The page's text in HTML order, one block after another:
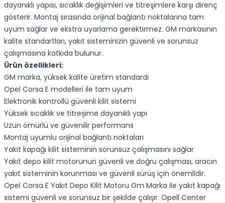
dayanıklı yapısı, sıcaklık değişimleri ve titreşimlere karşı direnç
gösterir. Montaj sırasında orijinal bağlantı noktalarına tam
uyum sağlar ve ekstra uyarlama gerektirmez. GM markasının
kalite standartları, yakıt sisteminizin güvenli ve sorunsuz
çalışmasına katkıda bulunur.
Ürün özellikleri:
GM marka, yüksek kalite üretim standardı
Opel Corsa E modelleri ile tam uyum
Elektronik kontrollü güvenli kilit sistemi
Yüksek sıcaklık ve titreşime dayanıklı yapı
Uzun ömürlü ve güvenilir performans
Montaj uyumlu orijinal bağlantı noktaları
Yakıt kapağı kilit sisteminin sorunsuz çalışmasını sağlar
Yakıt depo kilit motorunun güvenli ve doğru çalışması, aracın
yakıt sisteminin korunması ve güvenli sürüş için önemlidir.
Opel Corsa E Yakıt Depo Kilit Motoru Gm Marka ile yakıt kapağı
sistemi güvenli ve sorunsuz bir şekilde çalışır. Opell Center